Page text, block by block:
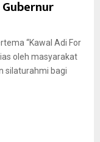
“Kawal Adi For
oleh masyarakat
silaturahmi bagi